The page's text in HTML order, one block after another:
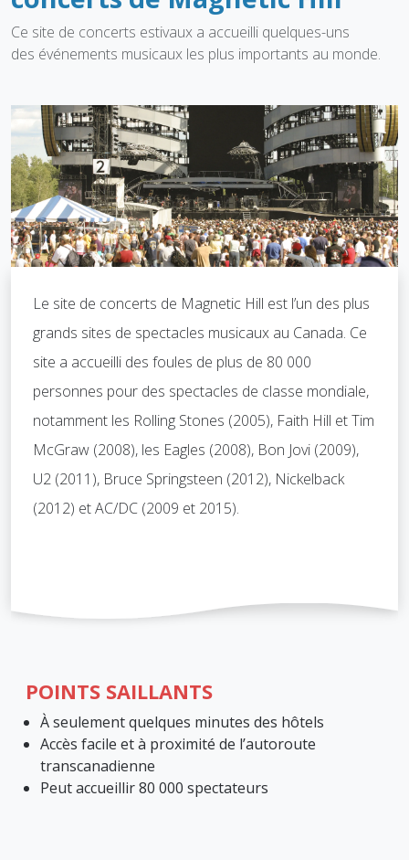
Ce site de concerts estivaux a accueilli quelques-uns
des événements musicaux les plus importants au monde.
Le site de concerts de Magnetic Hill est l’un des plus
grands sites de spectacles musicaux au Canada. Ce
site a accueilli des foules de plus de 80 000
personnes pour des spectacles de classe mondiale,
notamment les Rolling Stones (2005), Faith Hill et Tim
McGraw (2008), les Eagles (2008), Bon Jovi (2009),
U2 (2011), Bruce Springsteen (2012), Nickelback
(2012) et AC/DC (2009 et 2015).
POINTS SAILLANTS
À seulement quelques minutes des hôtels
Accès facile et à proximité de l’autoroute
transcanadienne
Peut accueillir 80 000 spectateurs